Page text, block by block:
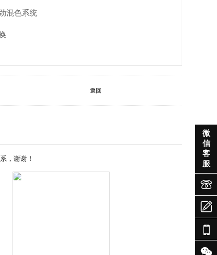
混色系统
返回
，谢谢！

微
信
客
服



